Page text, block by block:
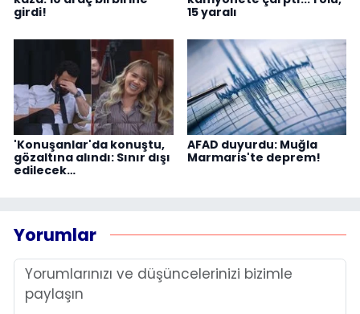
girdi!
15 yaralı
'Konuşanlar'da konuştu,
gözaltına alındı: Sınır dışı
edilecek…
AFAD duyurdu: Muğla
Marmaris'te deprem!
Yorumlar